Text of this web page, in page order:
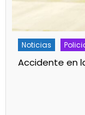
Policiales
Un partido de